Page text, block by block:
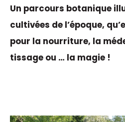
Un parcours botanique
cultivées de l’époque,
pour la nourriture, la
tissage ou … la magie !